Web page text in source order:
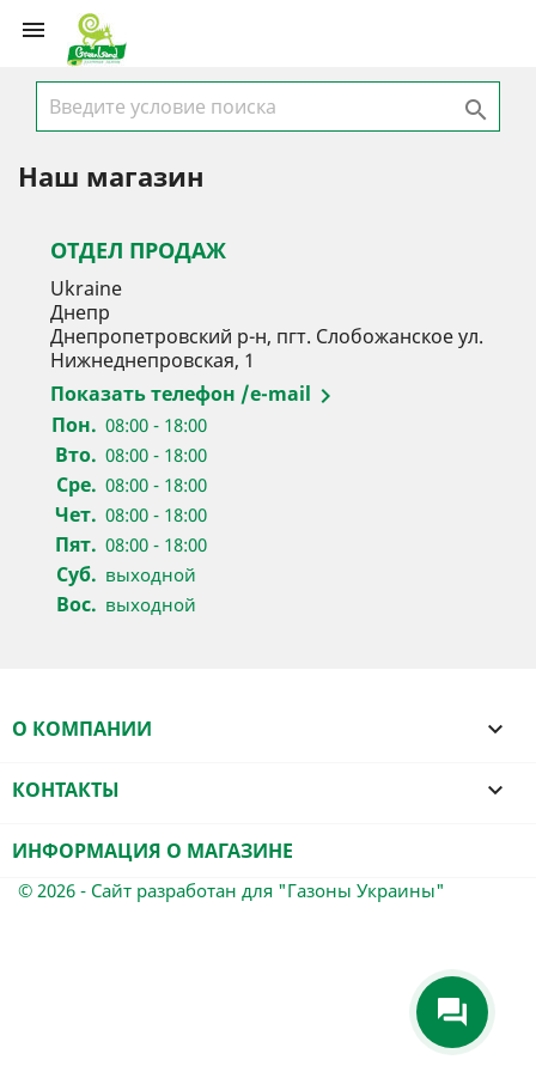


Наш магазин
ОТДЕЛ ПРОДАЖ
Ukraine
Днепр
Днепропетровский р-н, пгт. Слобожанское ул.
Нижнеднепровская, 1
Показать телефон /e-mail 
Пон. 08:00 - 18:00
Вто. 08:00 - 18:00
Сре. 08:00 - 18:00
Чет. 08:00 - 18:00
Пят. 08:00 - 18:00
Суб. выходной
Вос. выходной
О КОМПАНИИ 
КОНТАКТЫ 
ИНФОРМАЦИЯ О МАГАЗИНЕ
© 2026 - Сайт разработан для "Газоны Украины"